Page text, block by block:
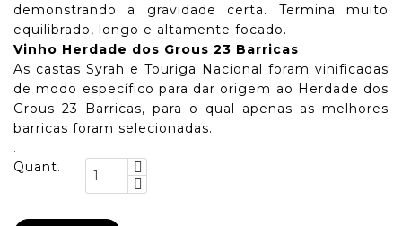
demonstrando a gravidade certa. Termina muito
equilibrado, longo e altamente focado.
Vinho Herdade dos Grous 23 Barricas
As castas Syrah e Touriga Nacional foram vinificadas
de modo específico para dar origem ao Herdade dos
Grous 23 Barricas, para o qual apenas as melhores
barricas foram selecionadas.
.
Quant.